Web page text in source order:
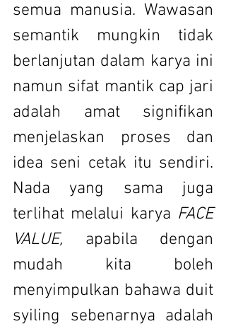
semua manusia. Wawasan
semantik mungkin tidak
berlanjutan dalam karya ini
namun sifat mantik cap jari
adalah amat signifikan
menjelaskan proses dan
idea seni cetak itu sendiri.
Nada yang sama juga
terlihat melalui karya FACE
VALUE, apabila dengan
mudah kita boleh
menyimpulkan bahawa duit
syiling sebenarnya adalah